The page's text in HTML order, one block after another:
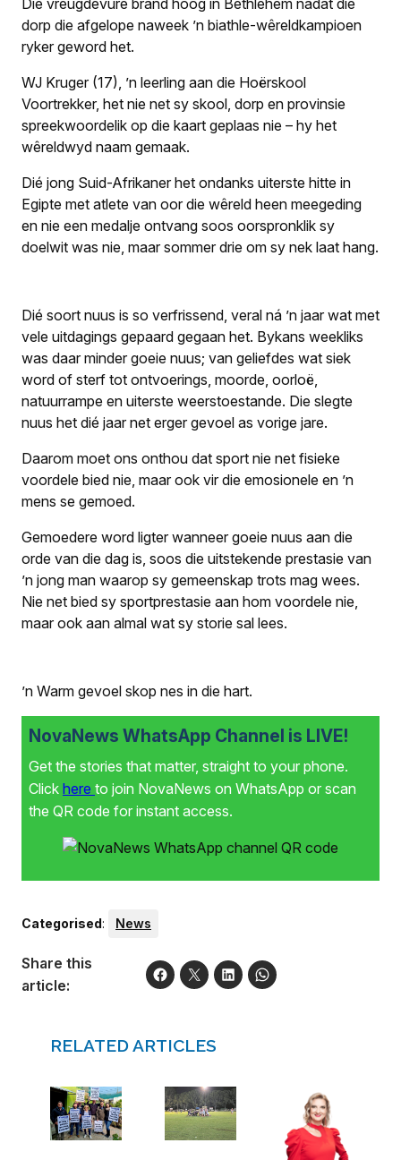
Die vreugdevure brand hoog in Bethlehem nadat dié
dorp die afgelope naweek ’n biathle-wêreldkampioen
ryker geword het.
WJ Kruger (17), ’n leerling aan die Hoërskool
Voortrekker, het nie net sy skool, dorp en provinsie
spreekwoordelik op die kaart geplaas nie – hy het
wêreldwyd naam gemaak.
Dié jong Suid-Afrikaner het ondanks uiterste hitte in
Egipte met atlete van oor die wêreld heen meegeding
en nie een medalje ontvang soos oorspronklik sy
doelwit was nie, maar sommer drie om sy nek laat hang.
Dié soort nuus is so verfrissend, veral ná ’n jaar wat met
vele uitdagings gepaard gegaan het. Bykans weekliks
was daar minder goeie nuus; van geliefdes wat siek
word of sterf tot ontvoerings, moorde, oorloë,
natuurrampe en uiterste weerstoestande. Die slegte
nuus het dié jaar net erger gevoel as vorige jare.
Daarom moet ons onthou dat sport nie net fisieke
voordele bied nie, maar ook vir die emosionele en ’n
mens se gemoed.
Gemoedere word ligter wanneer goeie nuus aan die
orde van die dag is, soos die uitstekende prestasie van
’n jong man waarop sy gemeenskap trots mag wees.
Nie net bied sy sportprestasie aan hom voordele nie,
maar ook aan almal wat sy storie sal lees.
’n Warm gevoel skop nes in die hart.
NovaNews WhatsApp Channel is LIVE!
Get the stories that matter, straight to your phone.
Click here to join NovaNews on WhatsApp or scan
the QR code for instant access.
Categorised: News
Share this
article:
RELATED ARTICLES